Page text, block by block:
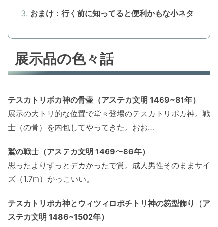
おまけ：行く前に知ってると便利かもな小ネタ
展示品の色々話
テスカトリポカ神の骨壷（アステカ文明 1469~81年）
展示の大トリ的な位置で堂々登場のテスカトリポカ神。戦
士（の骨）を内包してやってきた。おお…
鷲の戦士（アステカ文明 1469〜86年）
思ったよりずっとデカかったで賞。成人男性そのままサイ
ズ（1.7m）かっこいい。
テスカトリポカ神とウィツィロポチトリ神の笏型飾り（ア
ステカ文明 1486~1502年）